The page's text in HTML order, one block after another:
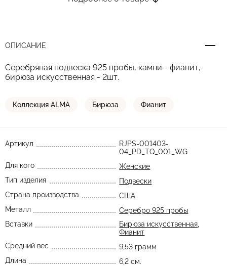
ОПИСАНИЕ
Серебряная подвеска 925 пробы, камни - фианит,
бирюза искусственная - 2шт.
Коллекция ALMA Бирюза Фианит
Артикул
RJPS-001403-
04_PD_TQ_001_WG
Для кого
Женские
Тип изделия
Подвески
Страна производства
США
Металл
Серебро 925 пробы
Вставки
Бирюза искусственная
Фианит
Средний вес
9,53 грамм
Длина
6,2 см.